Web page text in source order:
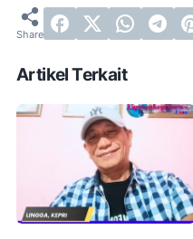
Artikel Terkait